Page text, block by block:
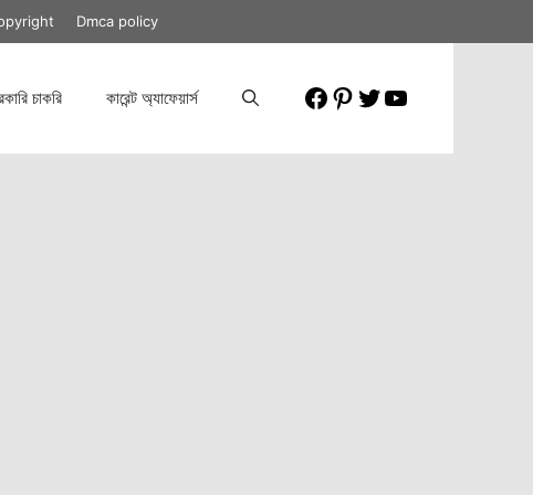
Dmca policy
চাকরি কারেন্ট অ্যাফেয়ার্স Facebook
Pinterest
Twitter
YouTube